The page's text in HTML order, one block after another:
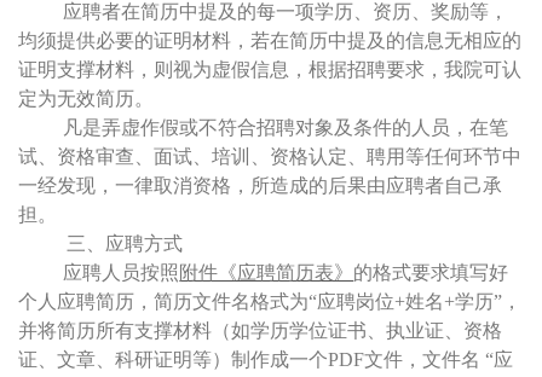
应聘者在简历中提及的每一项学历、资历、奖励等，
均须提供必要的证明材料，若在简历中提及的信息无相应的
证明支撑材料，则视为虚假信息，根据招聘要求，我院可认
定为无效简历。
凡是弄虚作假或不符合招聘对象及条件的人员，在笔
试、资格审查、面试、培训、资格认定、聘用等任何环节中
一经发现，一律取消资格，所造成的后果由应聘者自己承
担。
三、应聘方式
应聘人员按照 附件《应聘简历表》 的格式要求填写好
个人应聘简历，简历文件名格式为“应聘岗位+姓名+学历”，
并将简历所有支撑材料（如学历学位证书、执业证、资格
证、文章、科研证明等）制作成一个PDF文件，文件名 “应